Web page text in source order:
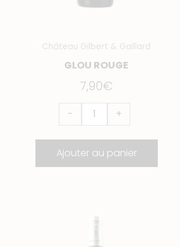
Château Gilbert & Gaillard
GLOU ROUGE
7,90€
- +
Ajouter au panier